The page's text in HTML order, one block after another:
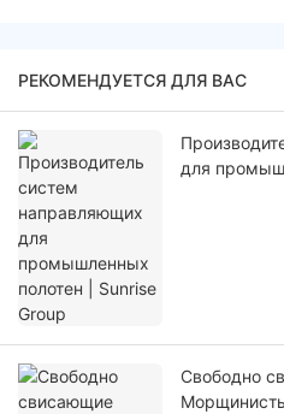
РЕКОМЕНДУЕТСЯ ДЛЯ ВАС
для
Свободно